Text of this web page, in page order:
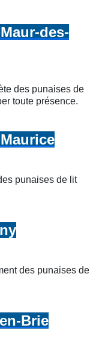
des-
des punaises de
toute présence.
punaises de lit
des punaises de
Brie